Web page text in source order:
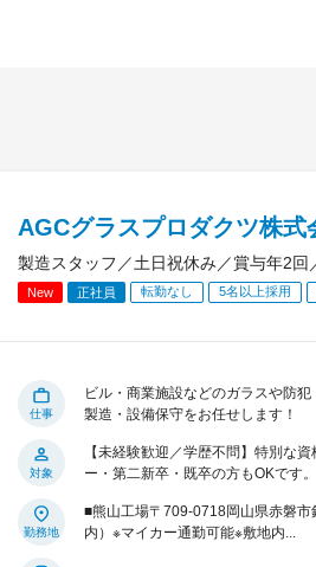
AGCグラスプロダクツ株
製造スタッフ／土日祝休み／賞与年2回
New 正社員 転勤なし 5名以上採用
仕事
ビル・商業施設などのガラスや防
製造・設備保守をお任せします！
対象
【未経験歓迎／学歴不問】特別な
ー・第二新卒・既卒の方もOKです。
勤務地
■熊山工場〒709-0718岡山県赤磐
内）※マイカー通勤可能※敷地内...